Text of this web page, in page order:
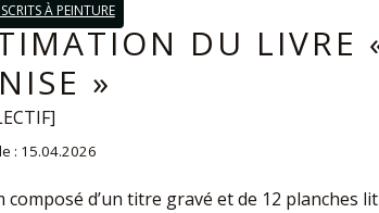
À PEINTURE
DU LIVRE
»
: 15.04.2026
composé d’un titre gravé et de 12 planches